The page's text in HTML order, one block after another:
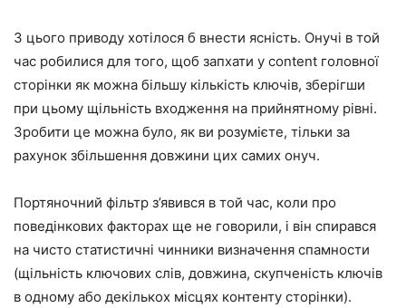
З цього приводу хотілося б внести ясність. Онучі в той
час робилися для того, щоб запхати у content головної
сторінки як можна більшу кількість ключів, зберігши
при цьому щільність входження на прийнятному рівні.
Зробити це можна було, як ви розумієте, тільки за
рахунок збільшення довжини цих самих онуч.
Портяночний фільтр з’явився в той час, коли про
поведінкових факторах ще не говорили, і він спирався
на чисто статистичні чинники визначення спамности
(щільність ключових слів, довжина, скупченість ключів
в одному або декількох місцях контенту сторінки).